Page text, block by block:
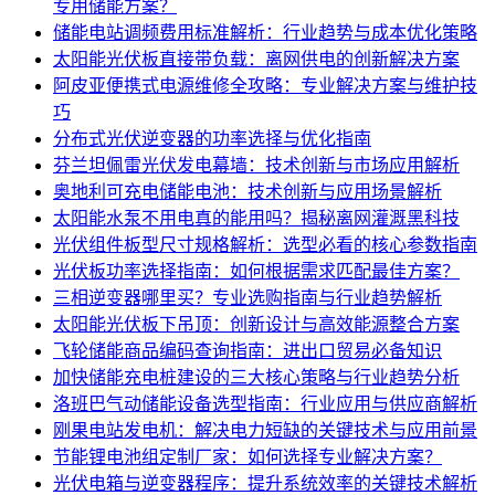
专用储能方案？
储能电站调频费用标准解析：行业趋势与成本优化策略
太阳能光伏板直接带负载：离网供电的创新解决方案
阿皮亚便携式电源维修全攻略：专业解决方案与维护技
巧
分布式光伏逆变器的功率选择与优化指南
芬兰坦佩雷光伏发电幕墙：技术创新与市场应用解析
奥地利可充电储能电池：技术创新与应用场景解析
太阳能水泵不用电真的能用吗？揭秘离网灌溉黑科技
光伏组件板型尺寸规格解析：选型必看的核心参数指南
光伏板功率选择指南：如何根据需求匹配最佳方案？
三相逆变器哪里买？专业选购指南与行业趋势解析
太阳能光伏板下吊顶：创新设计与高效能源整合方案
飞轮储能商品编码查询指南：进出口贸易必备知识
加快储能充电桩建设的三大核心策略与行业趋势分析
洛班巴气动储能设备选型指南：行业应用与供应商解析
刚果电站发电机：解决电力短缺的关键技术与应用前景
节能锂电池组定制厂家：如何选择专业解决方案？
光伏电箱与逆变器程序：提升系统效率的关键技术解析